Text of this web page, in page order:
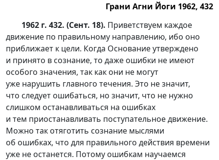
Грани Агни Йоги 1962, 432
1962 г. 432. (Сент. 18). Приветствуем каждое
движение по правильному направлению, ибо оно
приближает к цели. Когда Основание утверждено
и принято в сознание, то даже ошибки не имеют
особого значения, так как они не могут
уже нарушить главного течения. Это не значит,
что следует ошибаться, но значит, что не нужно
слишком останавливаться на ошибках
и тем приостанавливать поступательное движение.
Можно так отяготить сознание мыслями
об ошибках, что для правильного действия времени
уже не останется. Потому ошибкам научаемся